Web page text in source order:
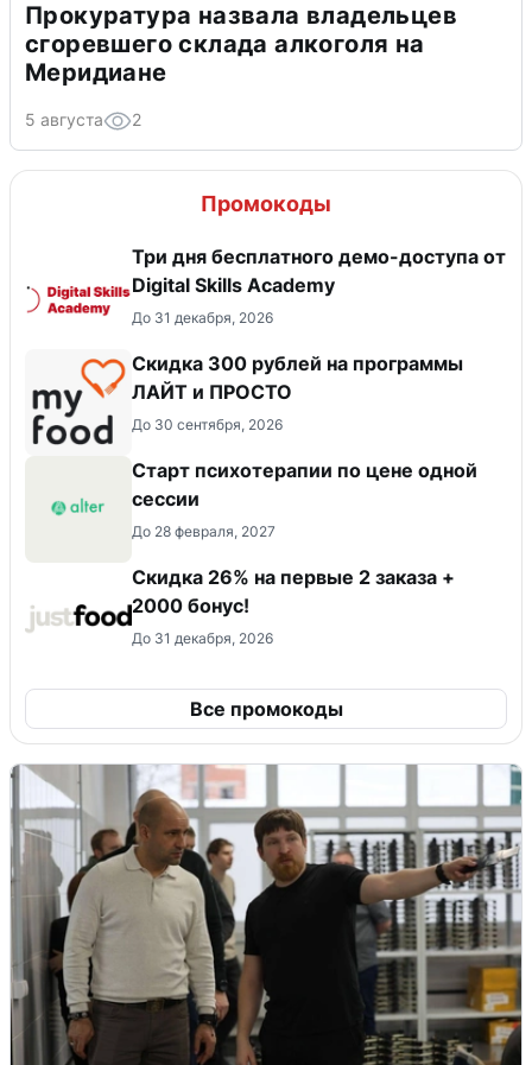
Прокуратура назвала владельцев
сгоревшего склада алкоголя на
Меридиане
5 августа 2
Промокоды
Три дня бесплатного демо-доступа от
Digital Skills Academy
До 31 декабря, 2026
​Скидка 300 рублей на программы
ЛАЙТ и ПРОСТО
До 30 сентября, 2026
Старт психотерапии по цене одной
сессии
До 28 февраля, 2027
Скидка 26% на первые 2 заказа +
2000 бонус!
До 31 декабря, 2026
Все промокоды